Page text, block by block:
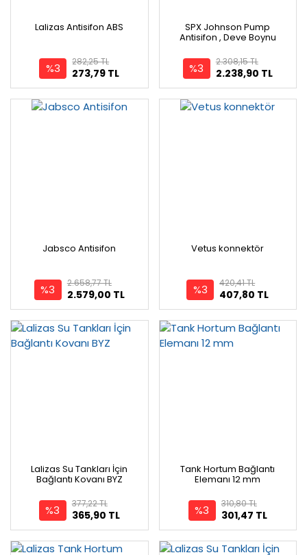
Lalizas Antisifon ABS
%3 273,79 TL
282,25 TL
SPX Johnson Pump
Antisifon , Deve Boynu
%3 2.238,90 TL
2.308,15 TL
Jabsco Antisifon
%3 2.579,00 TL
2.658,77 TL
Vetus konnektör
%3 407,80 TL
420,41 TL
Lalizas Su Tankları İçin
Bağlantı Kovanı BYZ
%3 365,90 TL
377,22 TL
Tank Hortum Bağlantı
Elemanı 12 mm
%3 301,47 TL
310,80 TL